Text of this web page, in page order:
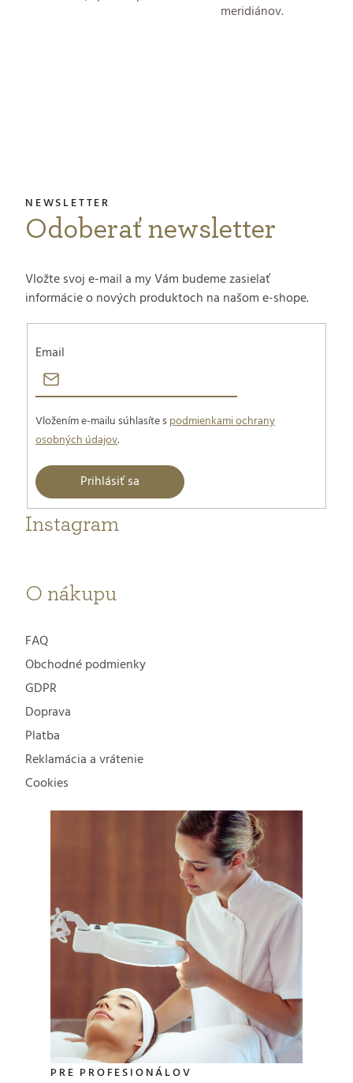
meridiánov.
Odoberať newsletter
Vložte svoj e-mail a my Vám budeme zasielať
informácie o nových produktoch na našom e-shope.
Email
Vložením e-mailu súhlasíte spodmienkami ochrany
osobných údajov.
Prihlásiť sa
Instagram
O nákupu
FAQ
Obchodné podmienky
GDPR
Doprava
Platba
Reklamácia a vrátenie
Cookies
PRE PROFESIONÁLOV